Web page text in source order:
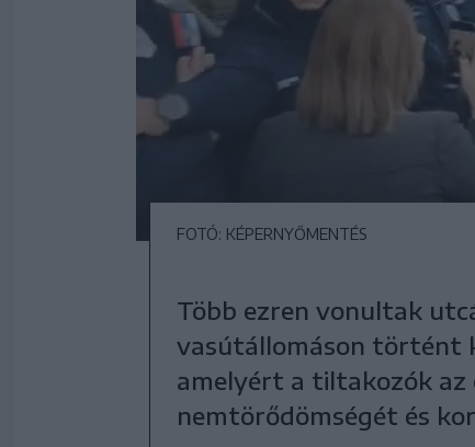
FOTÓ: KÉPERNYŐMENTÉS
Több ezren vonultak
vasútállomáson történt
amelyért a tiltakozók az
nemtörődömségét és